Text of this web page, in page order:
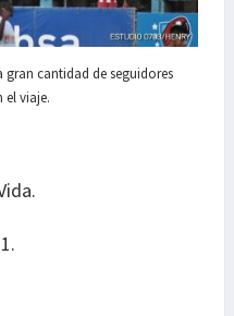
gran cantidad de seguidores
el viaje.